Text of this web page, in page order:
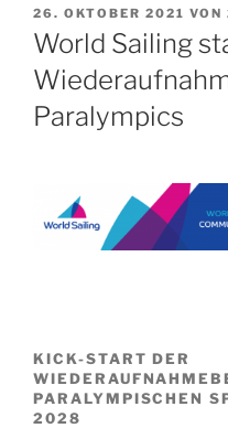
VERÖFFENTLICHT
AM
26. OKTOBER 2021 VON
World Sailing
Paralympics
KICK-START DER
PARALYMPISCHEN
2028